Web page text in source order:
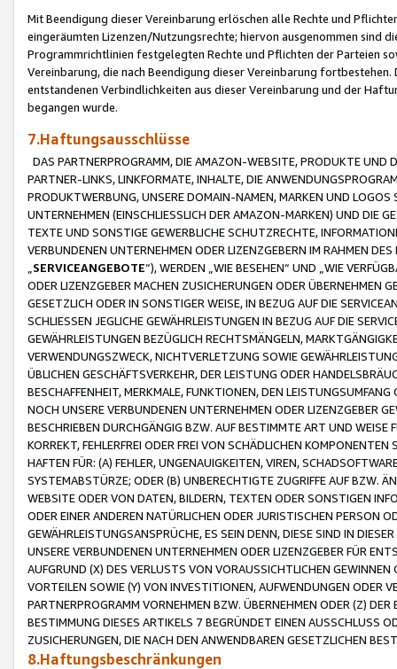
Mit Beendigung dieser Vereinbarung erlöschen alle Rechte und
eingeräumten Lizenzen/Nutzungsrechte; hiervon ausgenommen sind
Programmrichtlinien festgelegten Rechte und Pflichten der Parteien
Vereinbarung, die nach Beendigung dieser Vereinbarung
entstandenen Verbindlichkeiten aus dieser Vereinbarung und der
begangen wurde.
7.Haftungsausschlüsse
DAS PARTNERPROGRAMM, DIE AMAZON-WEBSITE, PRODUKTE UND
PARTNER-LINKS, LINKFORMATE, INHALTE, DIE
PRODUKTWERBUNG, UNSERE DOMAIN-NAMEN, MARKEN UND
UNTERNEHMEN (EINSCHLIESSLICH DER AMAZON-MARKEN) UND DIE
TEXTE UND SONSTIGE GEWERBLICHE SCHUTZRECHTE,
VERBUNDENEN UNTERNEHMEN ODER LIZENZGEBERN IM RAHMEN
SERVICEANGEBOTE“), WERDEN „WIE BESEHEN“ UND „WIE
ODER LIZENZGEBER MACHEN ZUSICHERUNGEN ODER ÜBERNEHMEN
GESETZLICH ODER IN SONSTIGER WEISE, IN BEZUG AUF DIE
SCHLIESSEN JEGLICHE GEWÄHRLEISTUNGEN IN BEZUG AUF DIE
GEWÄHRLEISTUNGEN BEZÜGLICH RECHTSMÄNGELN,
VERWENDUNGSZWECK, NICHTVERLETZUNG SOWIE
ÜBLICHEN GESCHÄFTSVERKEHR, DER LEISTUNG ODER
BESCHAFFENHEIT, MERKMALE, FUNKTIONEN, DEN
NOCH UNSERE VERBUNDENEN UNTERNEHMEN ODER LIZENZGEBER
BESCHRIEBEN DURCHGÄNGIG BZW. AUF BESTIMMTE ART UND
KORREKT, FEHLERFREI ODER FREI VON SCHÄDLICHEN
HAFTEN FÜR: (A) FEHLER, UNGENAUIGKEITEN, VIREN,
SYSTEMABSTÜRZE; ODER (B) UNBERECHTIGTE ZUGRIFFE AUF BZW.
WEBSITE ODER VON DATEN, BILDERN, TEXTEN ODER SONSTIGEN
ODER EINER ANDEREN NATÜRLICHEN ODER JURISTISCHEN PERSON
GEWÄHRLEISTUNGSANSPRÜCHE, ES SEIN DENN, DIESE SIND IN
UNSERE VERBUNDENEN UNTERNEHMEN ODER LIZENZGEBER FÜR
AUFGRUND (X) DES VERLUSTS VON VORAUSSICHTLICHEN
VORTEILEN SOWIE (Y) VON INVESTITIONEN, AUFWENDUNGEN ODER
PARTNERPROGRAMM VORNEHMEN BZW. ÜBERNEHMEN ODER (Z)
BESTIMMUNG DIESES ARTIKELS 7 BEGRÜNDET EINEN AUSSCHLUSS
ZUSICHERUNGEN, DIE NACH DEN ANWENDBAREN GESETZLICHEN
8.Haftungsbeschränkungen